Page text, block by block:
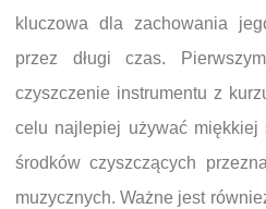
kluczowa dla zachowania
przez długi czas.
czyszczenie instrumentu z
celu najlepiej używać miękkiej
środków czyszczących
muzycznych. Ważne jest